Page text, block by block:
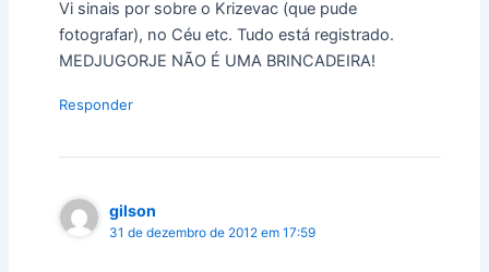
Vi sinais por sobre o Krizevac (que pude
fotografar), no Céu etc. Tudo está registrado.
MEDJUGORJE NÃO É UMA BRINCADEIRA!
Responder
gilson
31 de dezembro de 2012 em 17:59